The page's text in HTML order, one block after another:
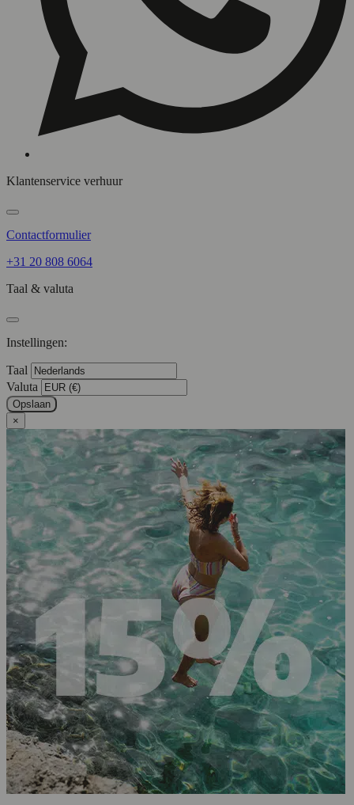
Klantenservice verhuur
Contactformulier
+31 20 808 6064
Taal & valuta
Instellingen:
Taal
Valuta
Opslaan
×